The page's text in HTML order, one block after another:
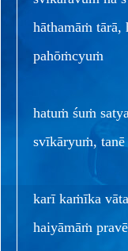
hāthamāṁ tārā,
pahōṁcyuṁ
hatuṁ śuṁ
svīkāryuṁ,
karī kaṁīka
haiyāmāṁ